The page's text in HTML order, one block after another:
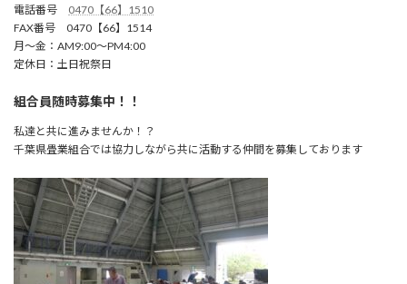
電話番号 0470【66】1510
FAX番号 0470【66】1514
月～金：AM9:00～PM4:00
定休日：土日祝祭日
組合員随時募集中！！
私達と共に進みませんか！？
千葉県畳業組合では協力しながら共に活動する仲間を募集しております